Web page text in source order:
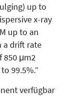
up to
x-ray
up to an
a drift rate
850 μm2
99.5%.”
verfügbar